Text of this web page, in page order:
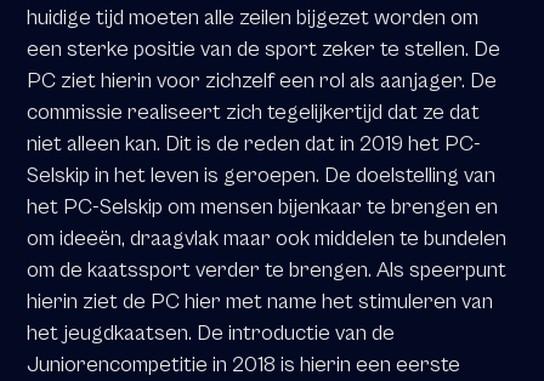
huidige tijd moeten alle zeilen bijgezet worden om
een sterke positie van de sport zeker te stellen. De
PC ziet hierin voor zichzelf een rol als aanjager. De
commissie realiseert zich tegelijkertijd dat ze dat
niet alleen kan. Dit is de reden dat in 2019 het PC-
Selskip in het leven is geroepen. De doelstelling van
het PC-Selskip om mensen bijenkaar te brengen en
om ideeën, draagvlak maar ook middelen te bundelen
om de kaatssport verder te brengen. Als speerpunt
hierin ziet de PC hier met name het stimuleren van
het jeugdkaatsen. De introductie van de
Juniorencompetitie in 2018 is hierin een eerste